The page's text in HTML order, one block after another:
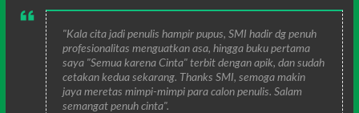
"Kala cita jadi penulis hampir pupus, SMI hadir dg penuh
profesionalitas menguatkan asa, hingga buku pertama
saya "Semua karena Cinta" terbit dengan apik, dan sudah
cetakan kedua sekarang. Thanks SMI, semoga makin
jaya meretas mimpi-mimpi para calon penulis. Salam
semangat penuh cinta".